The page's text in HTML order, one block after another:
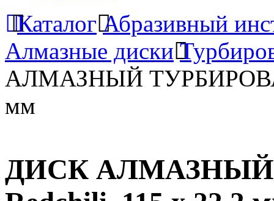
Каталог Абразивный
Алмазные диски
АЛМАЗНЫЙ
мм
ДИСК